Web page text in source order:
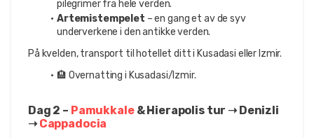
pilegrimer fra hele verden.
Artemistempelet – en gang et av de syv
underverkene i den antikke verden.
På kvelden, transport til hotellet ditt i Kusadasi eller Izmir.
🏨 Overnatting i Kusadasi/Izmir.
Dag 2 – Pamukkale & Hierapolis tur ➝ Denizli
➝ Cappadocia